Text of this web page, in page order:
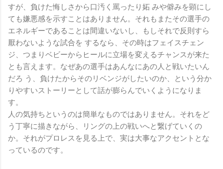
すが、負けた悔しさから口汚く罵ったり妬 みや僻みを顕にし
ても嫌悪感を示すことはありません。それもまたその選手の
エネルギーであることは間違いないし、もしそれで反則すら
厭わないような試合を するなら、その時はフェイスチェン
ジ、つまりベビーからヒールに立場を変えるチャンスが来た
とも言えます。なぜあの選手はあんなにあの人と戦いたいん
だろ う、負けたからそのリベンジがしたいのか、という分か
りやすいストーリーとして話が膨らんでいくようになりま
す。
人の気持ちというのは簡単なものではありません。それをど
う丁寧に描きながら、リングの上の戦いへと繋げていくの
か。それがプロレスを見る上で、実は大事なアクセントとな
っているのです。